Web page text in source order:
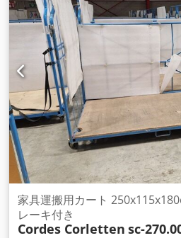
家具運搬用カート
レーキ付き
Cordes Corletten sc-